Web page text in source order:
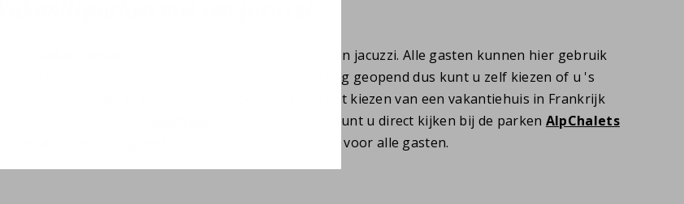
van FranceComfort hebben een jacuzzi. Alle gasten kunnen hier gebruik
van maken. Deze jacuzzi's zijn een groot deel van de dag geopend dus kunt u zelf kiezen of u 's
morgens of 's middags gaat relaxen in de jacuzzi. Bij het kiezen van een vakantiehuis in Frankrijk
selecteren. Ook kunt u direct kijken bij de parken AlpChalets
, de parken met een jacuzzi voor alle gasten.